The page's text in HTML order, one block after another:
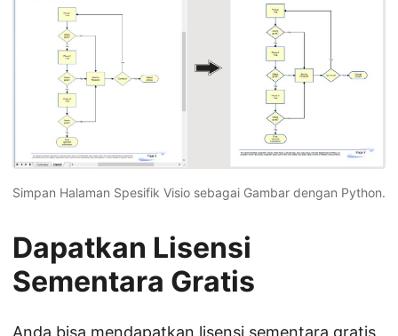
Simpan Halaman Spesifik Visio sebagai Gambar dengan Python.
Dapatkan Lisensi
Sementara Gratis